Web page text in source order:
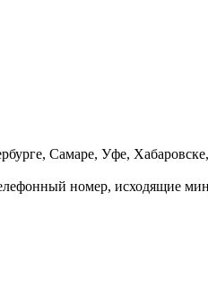
Самаре, Уфе,
номер, исходящие